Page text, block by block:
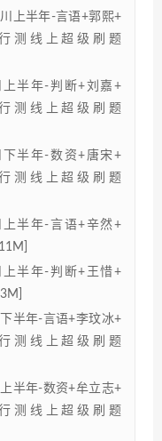
上半年-言语+郭熙+
测线上超级刷题
上半年-判断+刘嘉+
测线上超级刷题
下半年-数资+唐宋+
测线上超级刷题
上半年-言语+辛然+
上半年-判断+王惜+
半年-言语+李玟冰+
测线上超级刷题
半年-数资+牟立志+
测线上超级刷题